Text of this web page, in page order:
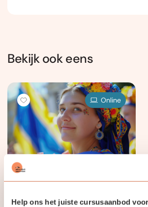
Help ons het juiste cursusaanbod
Bekijk ook eens
Online
Oekraïens Beginners 1